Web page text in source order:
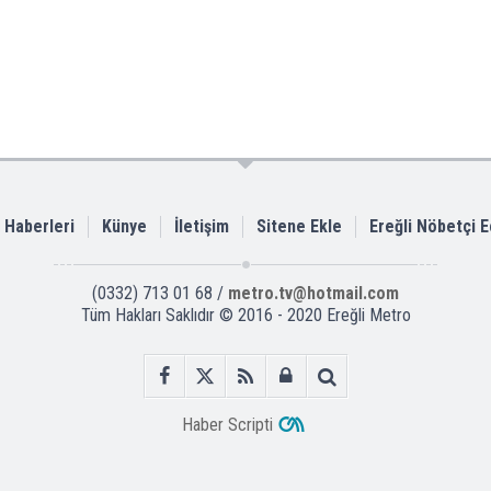
Haberleri Künye İletişim Sitene Ekle Ereğli Nöbetçi
(0332) 713 01 68 / metro.tv@hotmail.com
Tüm Hakları Saklıdır © 2016 - 2020 Ereğli Metro
Haber Scripti